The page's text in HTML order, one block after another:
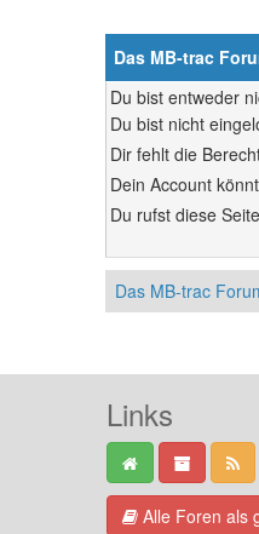
Das MB-trac
Du bist entweder
Du bist nicht
Dir fehlt die
Dein Account
Du rufst diese
Das MB-trac
Links
Alle Foren als